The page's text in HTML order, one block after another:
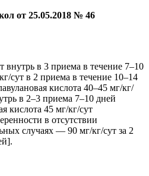
от 25.05.2018 № 46
внутрь в 3 приема в течение 7–10
сут в 2 приема в течение 10–14
кислота 40–45 мг/кг/
в 2–3 приема 7–10 дней
кислота 45 мг/кг/сут
в отсутствии
случаях — 90 мг/кг/сут за 2